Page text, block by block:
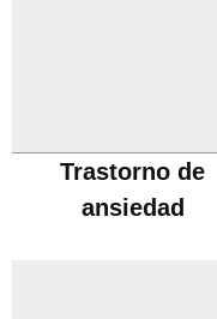
Trastorno de
ansiedad